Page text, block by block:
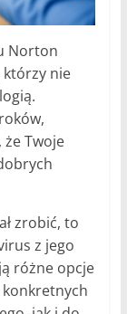
Norton
nie
Twoje
zrobić, to
z jego
różne opcje